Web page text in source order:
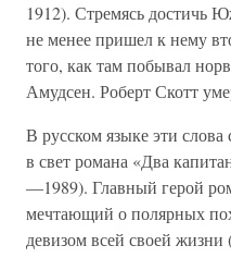
1912). Стремясь достичь
не менее пришел к нему
того, как там побывал
Амудсен. Роберт Скотт
В русском языке эти
в свет романа «Два
—1989). Главный герой
мечтающий о полярных
девизом всей своей жизни